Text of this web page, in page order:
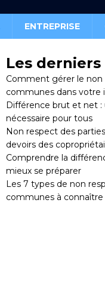
ENTREPRISE
Les
Comment gérer le non
communes dans votre
Différence brut et net :
nécessaire pour tous
Non respect des
devoirs des
Comprendre la
mieux se préparer
Les 7 types de non
communes à connaître